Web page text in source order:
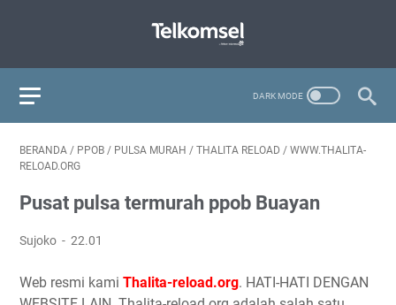
BERANDA / PPOB / PULSA MURAH / THALITA RELOAD / WWW.THALITA-
RELOAD.ORG
Pusat pulsa termurah ppob Buayan
Sujoko 22.01
Web resmi kami Thalita-reload.org. HATI-HATI DENGAN